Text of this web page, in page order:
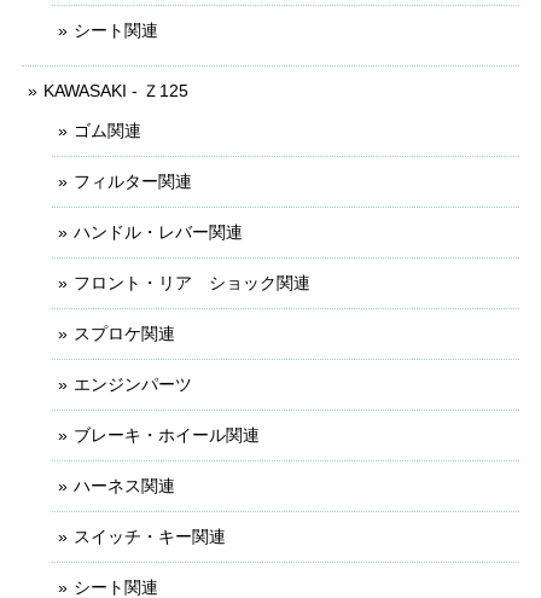
シート関連
KAWASAKI - Ｚ125
ゴム関連
フィルター関連
ハンドル・レバー関連
フロント・リア ショック関連
スプロケ関連
エンジンパーツ
ブレーキ・ホイール関連
ハーネス関連
スイッチ・キー関連
シート関連